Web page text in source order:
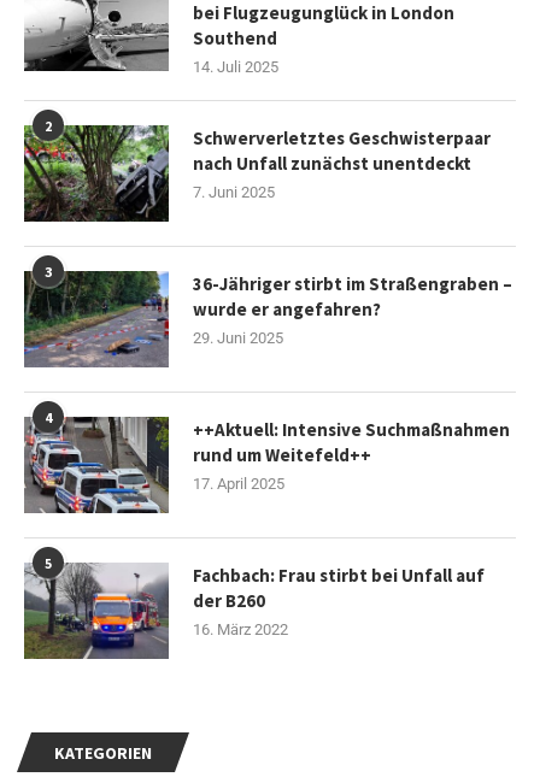
KATEGORIEN
bei Flugzeugunglück in London
Southend
14. Juli 2025
2
Schwerverletztes Geschwisterpaar
nach Unfall zunächst unentdeckt
7. Juni 2025
3
36-Jähriger stirbt im Straßengraben –
wurde er angefahren?
29. Juni 2025
4
++Aktuell: Intensive Suchmaßnahmen
rund um Weitefeld++
17. April 2025
5
Fachbach: Frau stirbt bei Unfall auf
der B260
16. März 2022